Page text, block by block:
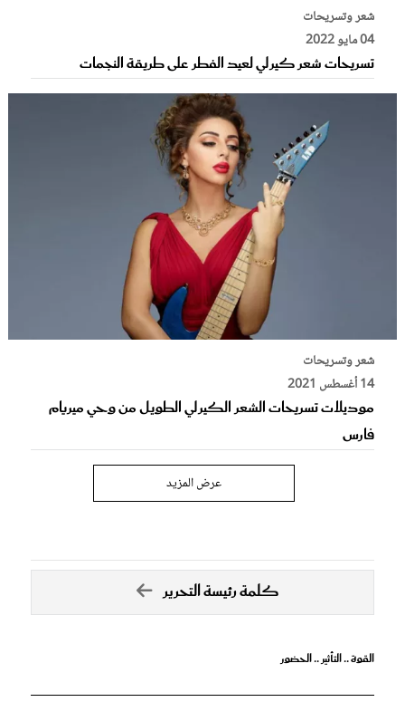
شعر وتسريحات
04 مايو 2022
تسريحات شعر كيرلي لعيد الفطر على طريقة النجمات
شعر وتسريحات
14 أغسطس 2021
موديلات تسريحات الشعر الكيرلي الطويل من وحي ميريام
فارس
عرض المزيد
كلمة رئيسة التحرير
القوة .. التأثير .. الحضور